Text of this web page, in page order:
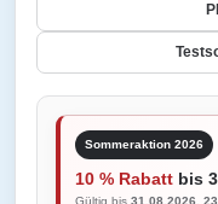
Sommeraktion 2026
10 % Rabatt bis
Gültig bis 31.08.2026,